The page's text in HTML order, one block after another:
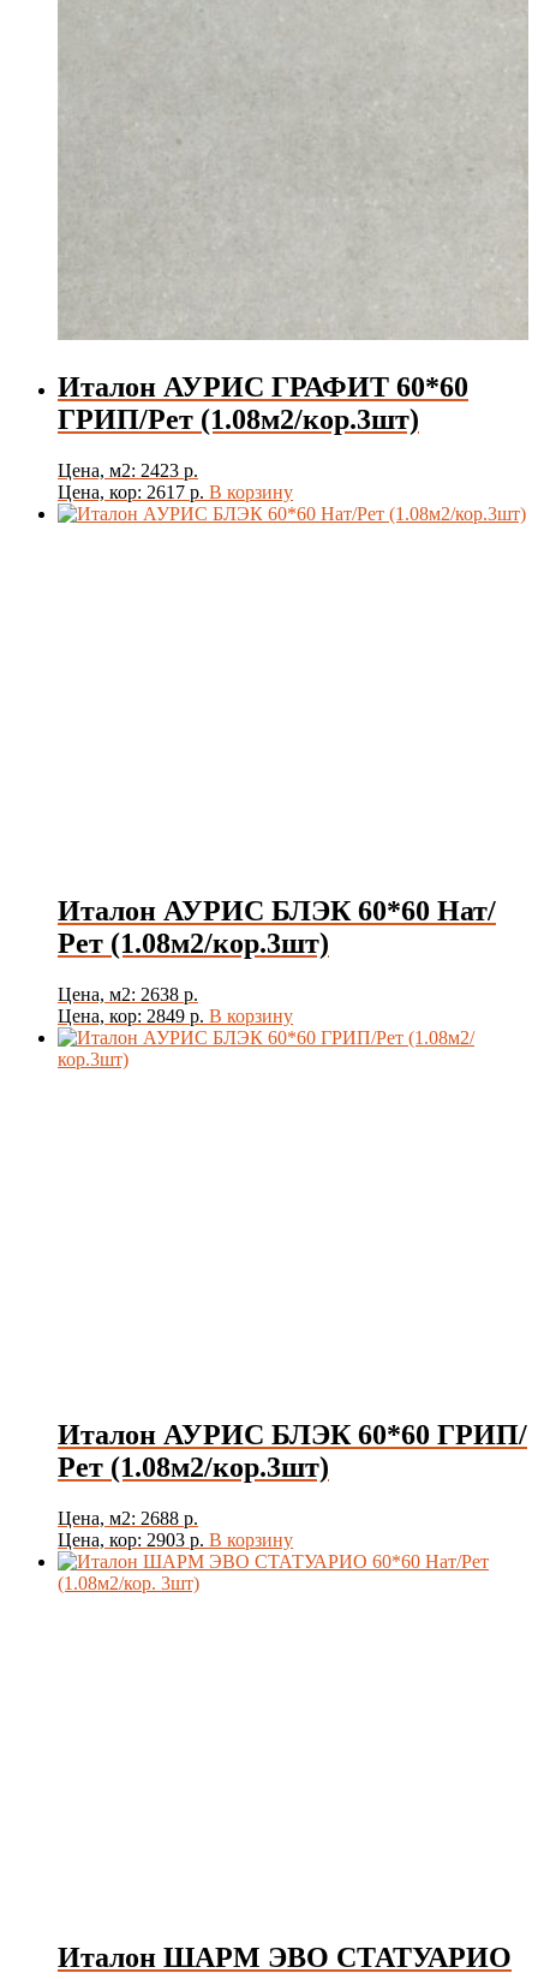
Италон АУРИС ГРАФИТ 60*60
ГРИП/Рет (1.08м2/кор.3шт)
Цена, м2: 2423 р.
Цена, кор: 2617 р. В корзину
Италон АУРИС БЛЭК 60*60 Нат/
Рет (1.08м2/кор.3шт)
Цена, м2: 2638 р.
Цена, кор: 2849 р. В корзину
Италон АУРИС БЛЭК 60*60 ГРИП/
Рет (1.08м2/кор.3шт)
Цена, м2: 2688 р.
Цена, кор: 2903 р. В корзину
Италон ШАРМ ЭВО СТАТУАРИО